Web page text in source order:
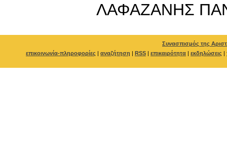
ΛΑΦΑΖΑΝΗΣ
Συνασπισμός της
επικοινωνία-πληροφορίες | αναζήτηση | RSS | επικαιρότητα | εκδηλώσεις |